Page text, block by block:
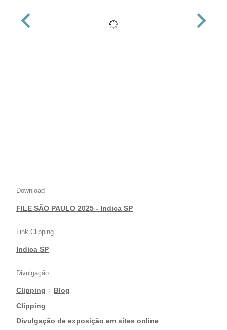
Download
FILE SÃO PAULO 2025 - Indica SP
Link Clipping
Indica SP
Divulgação
Clipping > Blog
|Clipping
|Divulgação de exposição em sites online